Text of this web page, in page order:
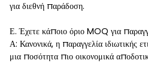
για διεθνή παράδοση.
Ε. Έχετε κάποιο όριο MOQ για
Α: Κανονικά, η παραγγελία ιδιωτικής
μια ποσότητα πιο οικονομικά